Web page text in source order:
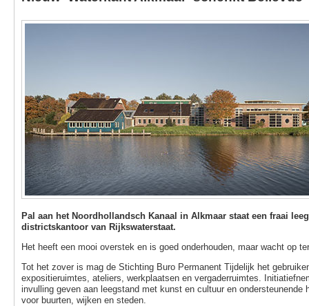
Pal aan het Noordhollandsch Kanaal in Alkmaar staat een fraai
districtskantoor van Rijkswaterstaat.
Het heeft een mooi overstek en is goed onderhouden, maar wacht op
Tot het zover is mag de Stichting Buro Permanent Tijdelijk het
expositieruimtes, ateliers, werkplaatsen en vergaderruimtes.
invulling geven aan leegstand met kunst en cultuur en ondersteunende
voor buurten, wijken en steden.